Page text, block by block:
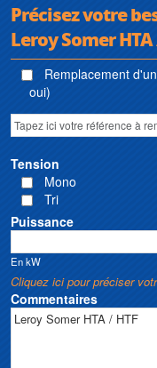
Précisez votre
Leroy Somer HTA
Remplacement
oui)
Tension
Mono
Tri
Puissance
En kW
Cliquez ici pour préciser
Commentaires